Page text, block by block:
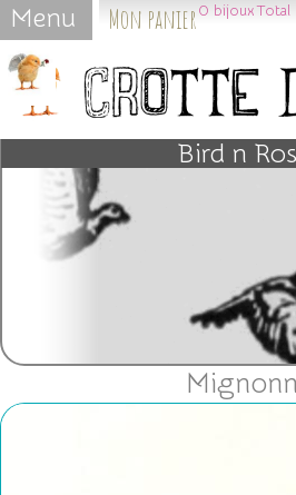
Jump to
Mon panier0 bijouxTotal
Bird n
Menu